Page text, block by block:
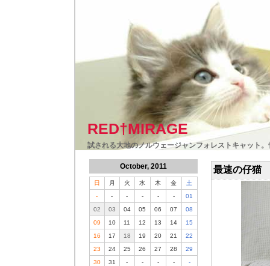
RED†MIRAGE
試される大地のノルウェージャンフォレストキャット
October, 2011
日 月 火 水 木 金
土
-
- - - - -
01
02
03 04 05 06 07
08
09
10 11 12 13 14
15
16
17 18 19 20 21
22
23
24 25 26 27 28
29
30
31 - - - - -
最速の仔猫